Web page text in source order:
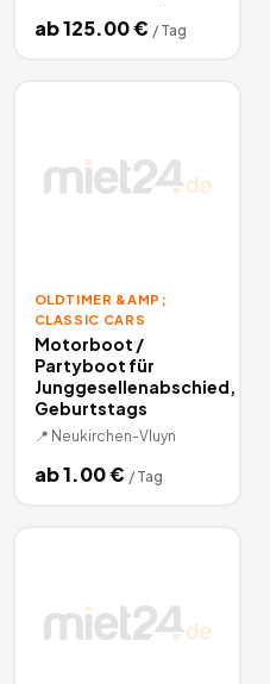
ab125.00€ / Tag
OLDTIMER &AMP;
CLASSIC CARS
Motorboot /
Partyboot für
Junggesellenabschied,
Geburtstags
📍 Neukirchen-Vluyn
ab1.00€ / Tag